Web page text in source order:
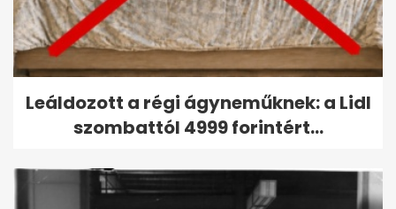
Leáldozott a régi ágyneműknek: a Lidl
szombattól 4999 forintért...